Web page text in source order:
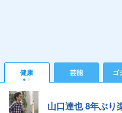
健康 芸能 ゴ
山口達也 8年ぶり